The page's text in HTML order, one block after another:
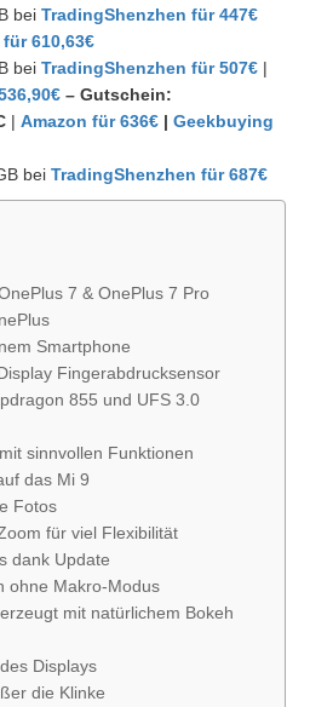
bei TradingShenzhen für 447€
610,63€
bei TradingShenzhen für 507€ |
– Gutschein:
| Amazon für 636€ | Geekbuying
bei TradingShenzhen für 687€
7 & OnePlus 7 Pro
Smartphone
Fingerabdrucksensor
855 und UFS 3.0
sinnvollen Funktionen
das Mi 9
Fotos
für viel Flexibilität
dank Update
ohne Makro-Modus
mit natürlichem Bokeh
Displays
die Klinke